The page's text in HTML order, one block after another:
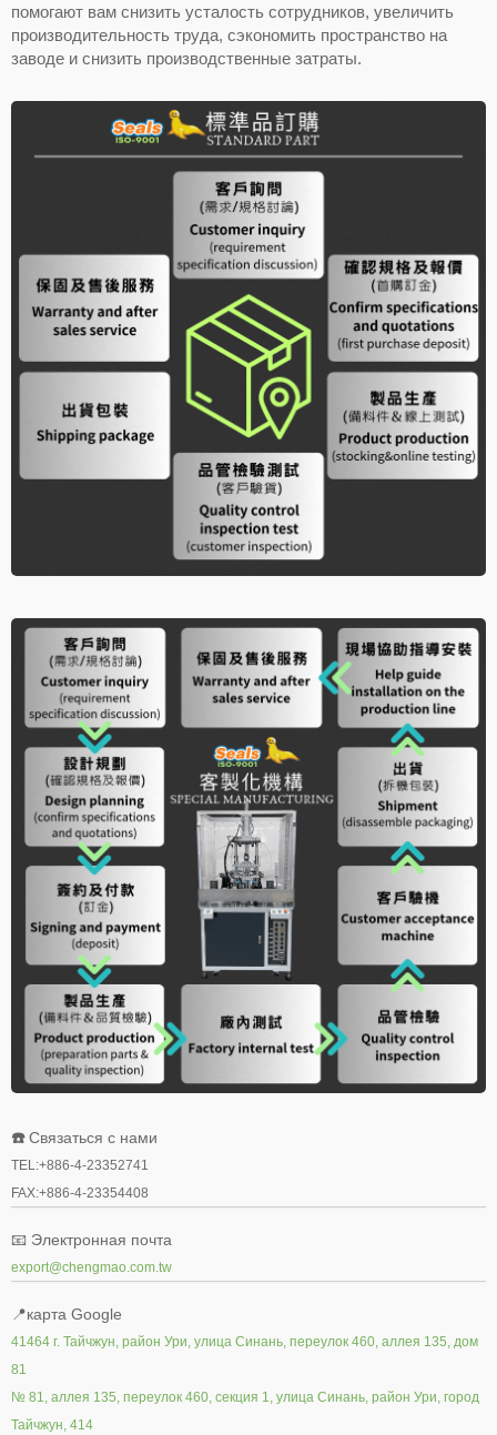
помогают вам снизить усталость сотрудников, увеличить
производительность труда, сэкономить пространство на
заводе и снизить производственные затраты.
☎️Связаться с нами
TEL:+886-4-23352741
FAX:+886-4-23354408
📧 Электронная почта
export@chengmao.com.tw
📍карта Google
41464 г. Тайчжун, район Ури, улица Синань, переулок 460, аллея 135, дом
81
№ 81, аллея 135, переулок 460, секция 1, улица Синань, район Ури, город
Тайчжун, 414